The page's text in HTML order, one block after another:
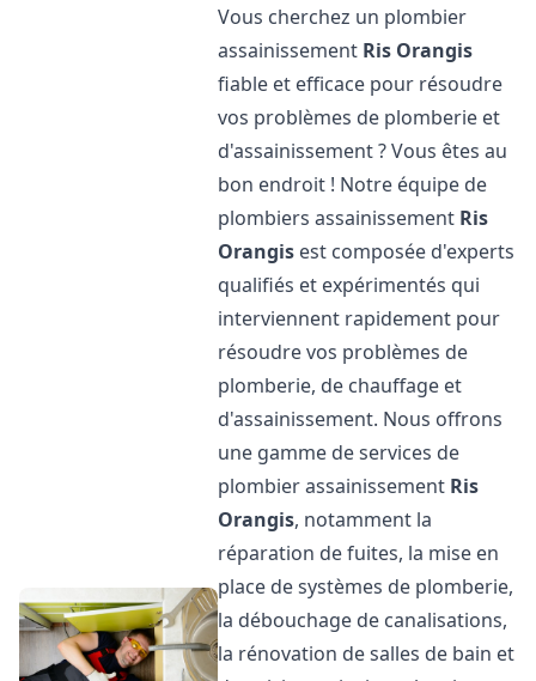
Vous cherchez un plombier
assainissement Ris Orangis
fiable et efficace pour résoudre
vos problèmes de plomberie et
d'assainissement ? Vous êtes au
bon endroit ! Notre équipe de
plombiers assainissement Ris
Orangis est composée d'experts
qualifiés et expérimentés qui
interviennent rapidement pour
résoudre vos problèmes de
plomberie, de chauffage et
d'assainissement. Nous offrons
une gamme de services de
plombier assainissement Ris
Orangis, notamment la
réparation de fuites, la mise en
place de systèmes de plomberie,
la débouchage de canalisations,
la rénovation de salles de bain et